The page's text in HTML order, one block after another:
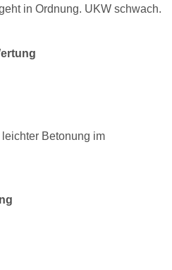
in Ordnung. UKW schwach.
Betonung im